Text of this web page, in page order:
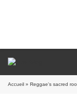
Accueil » Reggae's sacred roots